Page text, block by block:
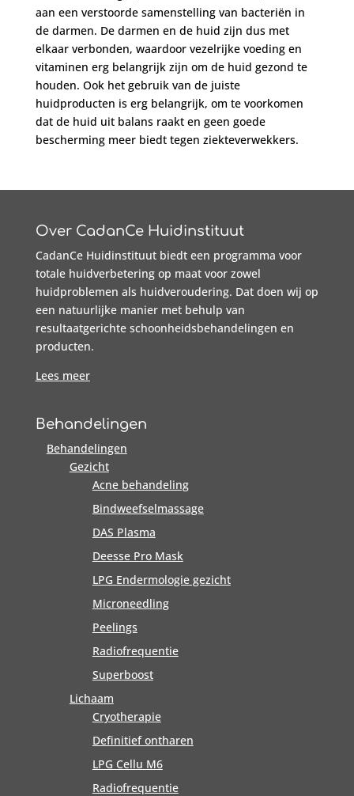
aan een verstoorde samenstelling van bacteriën in
de darmen. De darmen en de huid zijn dus met
elkaar verbonden, waardoor vezelrijke voeding en
vitaminen erg belangrijk zijn om de huid gezond te
houden. Ook het gebruik van de juiste
huidproducten is erg belangrijk, om te voorkomen
dat de huid uit balans raakt en geen goede
bescherming meer biedt tegen ziekteverwekkers.
Over CadanCe Huidinstituut
CadanCe Huidinstituut biedt een programma voor
totale huidverbetering op maat voor zowel
huidproblemen als huidveroudering. Dat doen wij op
een natuurlijke manier met behulp van
resultaatgerichte schoonheidsbehandelingen en
producten.
Lees meer
Behandelingen
Behandelingen
Gezicht
Acne behandeling
Bindweefselmassage
DAS Plasma
Deesse Pro Mask
LPG Endermologie gezicht
Microneedling
Peelings
Radiofrequentie
Superboost
Lichaam
Cryotherapie
Definitief ontharen
LPG Cellu M6
Radiofrequentie